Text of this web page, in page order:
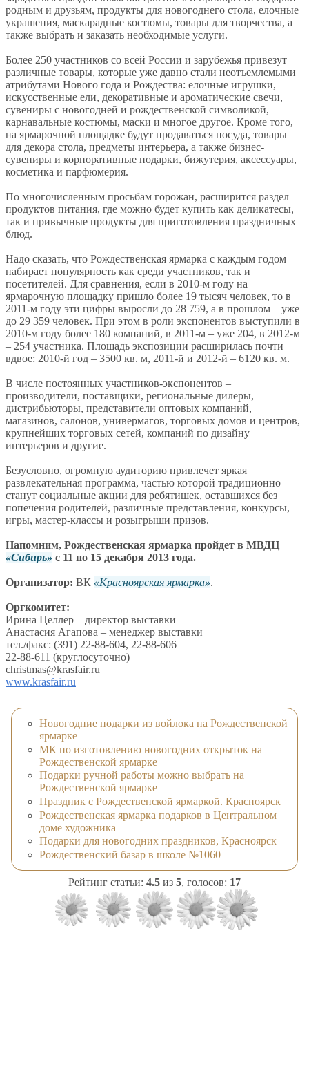
родным и друзьям, продукты для новогоднего стола, елочные
украшения, маскарадные костюмы, товары для творчества, а
также выбрать и заказать необходимые услуги.
Более 250 участников со всей России и зарубежья привезут
различные товары, которые уже давно стали неотъемлемыми
атрибутами Нового года и Рождества: елочные игрушки,
искусственные ели, декоративные и ароматические свечи,
сувениры с новогодней и рождественской символикой,
карнавальные костюмы, маски и многое другое. Кроме того,
на ярмарочной площадке будут продаваться посуда, товары
для декора стола, предметы интерьера, а также бизнес-
сувениры и корпоративные подарки, бижутерия, аксессуары,
косметика и парфюмерия.
По многочисленным просьбам горожан, расширится раздел
продуктов питания, где можно будет купить как деликатесы,
так и привычные продукты для приготовления праздничных
блюд.
Надо сказать, что Рождественская ярмарка с каждым годом
набирает популярность как среди участников, так и
посетителей. Для сравнения, если в 2010-м году на
ярмарочную площадку пришло более 19 тысяч человек, то в
2011-м году эти цифры выросли до 28 759, а в прошлом – уже
до 29 359 человек. При этом в роли экспонентов выступили в
2010-м году более 180 компаний, в 2011-м – уже 204, в 2012-м
– 254 участника. Площадь экспозиции расширилась почти
вдвое: 2010-й год – 3500 кв. м, 2011-й и 2012-й – 6120 кв. м.
В числе постоянных участников-экспонентов –
производители, поставщики, региональные дилеры,
дистрибьюторы, представители оптовых компаний,
магазинов, салонов, универмагов, торговых домов и центров,
крупнейших торговых сетей, компаний по дизайну
интерьеров и другие.
Безусловно, огромную аудиторию привлечет яркая
развлекательная программа, частью которой традиционно
станут социальные акции для ребятишек, оставшихся без
попечения родителей, различные представления, конкурсы,
игры, мастер-классы и розыгрыши призов.
Напомним, Рождественская ярмарка пройдет в МВДЦ
Сибирь
с 11 по 15 декабря 2013 года.
Организатор: ВК Красноярская ярмарка .
Оргкомитет:
Ирина Целлер – директор выставки
Анастасия Агапова – менеджер выставки
тел./факс: (391) 22-88-604, 22-88-606
22-88-611 (круглосуточно)
christmas@krasfair.ru
www.krasfair.ru
Новогодние подарки из войлока на Рождественской
ярмарке
МК по изготовлению новогодних открыток на
Рождественской ярмарке
Подарки ручной работы можно выбрать на
Рождественской ярмарке
Праздник с Рождественской ярмаркой. Красноярск
Рождественская ярмарка подарков в Центральном
доме художника
Подарки для новогодних праздников, Красноярск
Рождественский базар в школе №1060
Рейтинг статьи: 4.5 из 5, голосов: 17